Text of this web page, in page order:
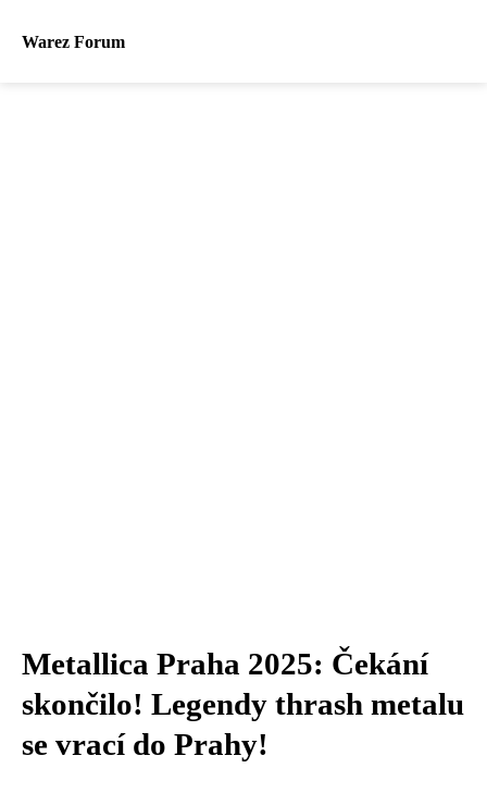
Warez Forum
Metallica Praha 2025: Čekání
skončilo! Legendy thrash metalu
se vrací do Prahy!